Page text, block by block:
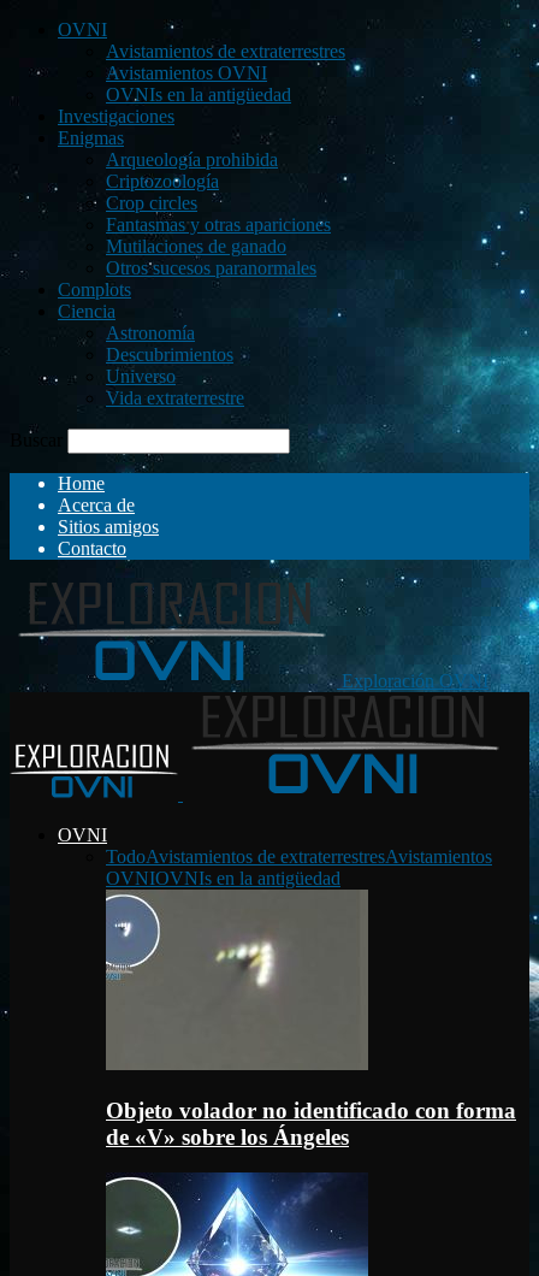
OVNI
Avistamientos de extraterrestres
Avistamientos OVNI
OVNIs en la antigüedad
Investigaciones
Enigmas
Arqueología prohibida
Criptozoología
Crop circles
Fantasmas y otras apariciones
Mutilaciones de ganado
Otros sucesos paranormales
Complots
Ciencia
Astronomía
Descubrimientos
Universo
Vida extraterrestre
Buscar
Home
Acerca de
Sitios amigos
Contacto
Exploración OVNI
OVNI
TodoAvistamientos de extraterrestresAvistamientos
OVNIOVNIs en la antigüedad
Objeto volador no identificado con forma
de «V» sobre los Ángeles